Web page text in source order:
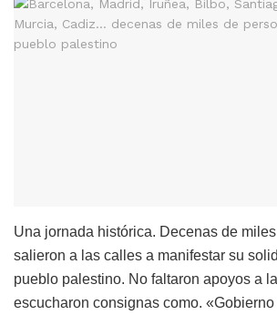
Una jornada histórica. Decenas de
salieron a las calles a manifestar su
pueblo palestino. No faltaron apoyos a
escucharon consignas como. «Gobierno